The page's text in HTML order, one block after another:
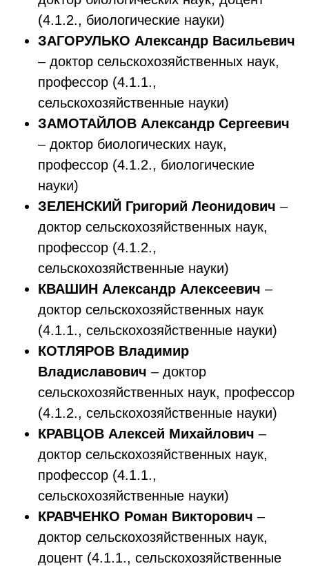
(4.1.2., биологические науки)
ЗАГОРУЛЬКО Александр Васильевич
– доктор сельскохозяйственных наук,
профессор (4.1.1.,
сельскохозяйственные науки)
ЗАМОТАЙЛОВ Александр Сергеевич
– доктор биологических наук,
профессор (4.1.2., биологические
науки)
ЗЕЛЕНСКИЙ Григорий Леонидович –
доктор сельскохозяйственных наук,
профессор (4.1.2.,
сельскохозяйственные науки)
КВАШИН Александр Алексеевич –
доктор сельскохозяйственных наук
(4.1.1., сельскохозяйственные науки)
КОТЛЯРОВ Владимир
Владиславович – доктор
сельскохозяйственных наук, профессор
(4.1.2., сельскохозяйственные науки)
КРАВЦОВ Алексей Михайлович –
доктор сельскохозяйственных наук,
профессор (4.1.1.,
сельскохозяйственные науки)
КРАВЧЕНКО Роман Викторович –
доктор сельскохозяйственных наук,
доцент (4.1.1., сельскохозяйственные